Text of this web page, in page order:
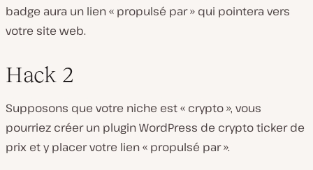
badge aura un lien « propulsé par » qui pointera vers
votre site web.
Hack 2
Supposons que votre niche est « crypto », vous
pourriez créer un plugin WordPress de crypto ticker de
prix et y placer votre lien « propulsé par ».